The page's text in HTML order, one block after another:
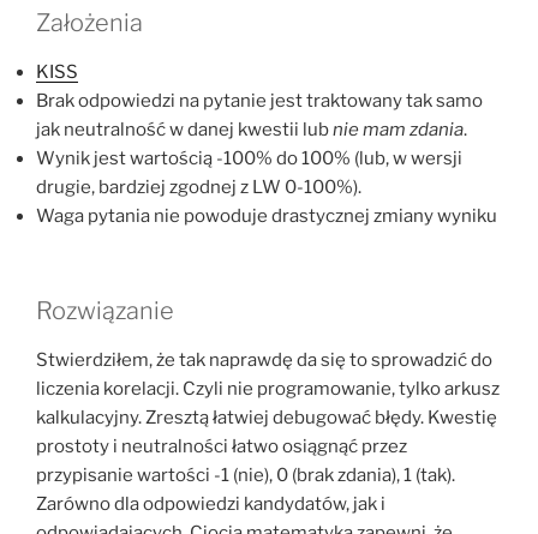
Założenia
KISS
Brak odpowiedzi na pytanie jest traktowany tak samo
jak neutralność w danej kwestii lubnie mam zdania.
Wynik jest wartością -100% do 100% (lub, w wersji
drugie, bardziej zgodnej z LW 0-100%).
Waga pytania nie powoduje drastycznej zmiany wyniku
Rozwiązanie
Stwierdziłem, że tak naprawdę da się to sprowadzić do
liczenia korelacji. Czyli nie programowanie, tylko arkusz
kalkulacyjny. Zresztą łatwiej debugować błędy. Kwestię
prostoty i neutralności łatwo osiągnąć przez
przypisanie wartości -1 (nie), 0 (brak zdania), 1 (tak).
Zarówno dla odpowiedzi kandydatów, jak i